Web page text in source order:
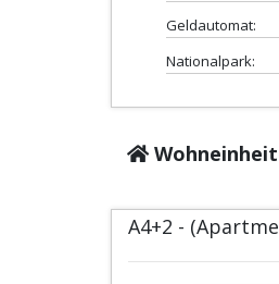
Geldautomat:
Nationalpark:
A4+2 -